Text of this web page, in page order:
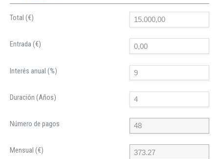
Total (€)
Entrada (€)
Interés anual (%)
Duración (Años)
Número de pagos
Mensual (€)